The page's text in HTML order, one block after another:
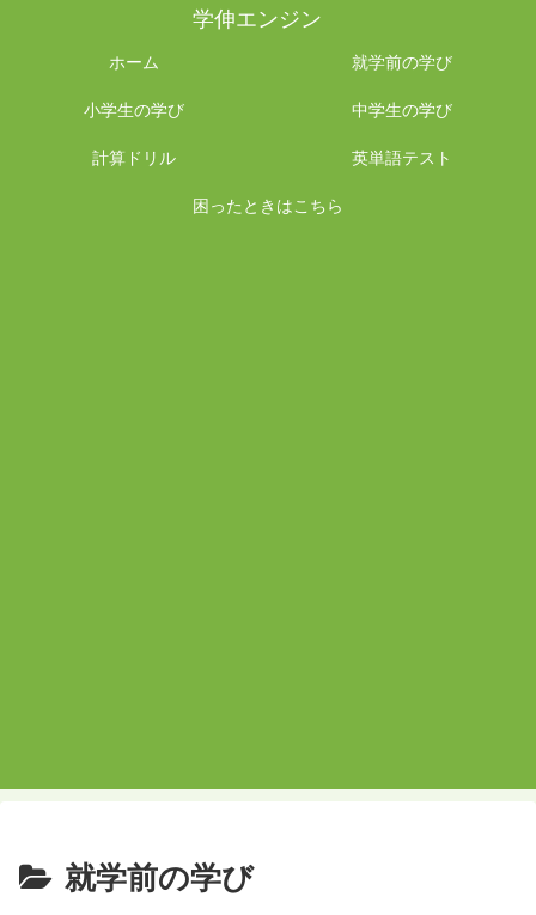
学伸エンジン
ホーム 就学前の学び
小学生の学び 中学生の学び
計算ドリル 英単語テスト
困ったときはこちら
就学前の学び